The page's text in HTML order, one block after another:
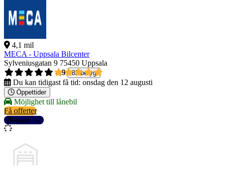
4,1 mil
MECA - Uppsala Bilcenter
Sylveniusgatan 9 75450 Uppsala
4,9
83 betyg
Du kan tidigast få tid: onsdag den 12 augusti
Öppettider
Möjlighet till lånebil
Få offerter
Detaljer